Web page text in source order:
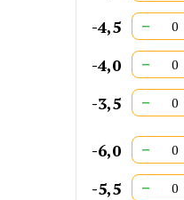
-4,5
−
-4,0
−
-3,5
−
-6,0 −
-5,5
−